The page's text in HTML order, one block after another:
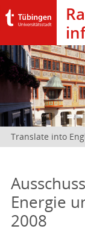
Translate into
Energie
2008